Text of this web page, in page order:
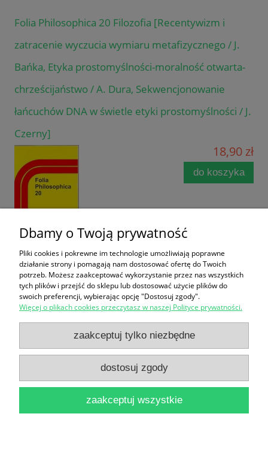
Folia Philosophica 20 Filozofia [Recentywizm i
zatracenie wyczucia wymiaru metafizycznego / J.
Bańka, Etyka prostomyślności-moralność otwarta-
chrześcijaństwo / A. Dura, Sekwencjonowanie
łańcuchów DNA w świetle etyki prostomyślności / J.
Czerny]
18,90 zł
do koszyka
Czarne dziury : koniec wszechświata? / John Taylor
do koszyka
Dbamy o Twoją prywatność
Pliki cookies i pokrewne im technologie umożliwiają poprawne
działanie strony i pomagają nam dostosować ofertę do Twoich
potrzeb. Możesz zaakceptować wykorzystanie przez nas wszystkich
tych plików i przejść do sklepu lub dostosować użycie plików do
swoich preferencji, wybierając opcję "Dostosuj zgody".
Więcej o plikach cookies przeczytasz w naszej Polityce prywatności.
zaakceptuj tylko niezbędne
dostosuj zgody
zaakceptuj wszystkie